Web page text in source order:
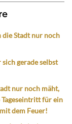
Stadt nur noch
gerade selbst
nur noch mäht,
Tageseintritt für ein
dem Feuer!